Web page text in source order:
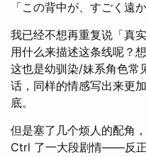
「この背中が、すごく遠
我已经不想再重复说「真
用什么来描述这条线呢？
这也是幼驯染/妹系角色常
话，同样的情感写出来更
底。
但是塞了几个烦人的配角
Ctrl 了一大段剧情——反